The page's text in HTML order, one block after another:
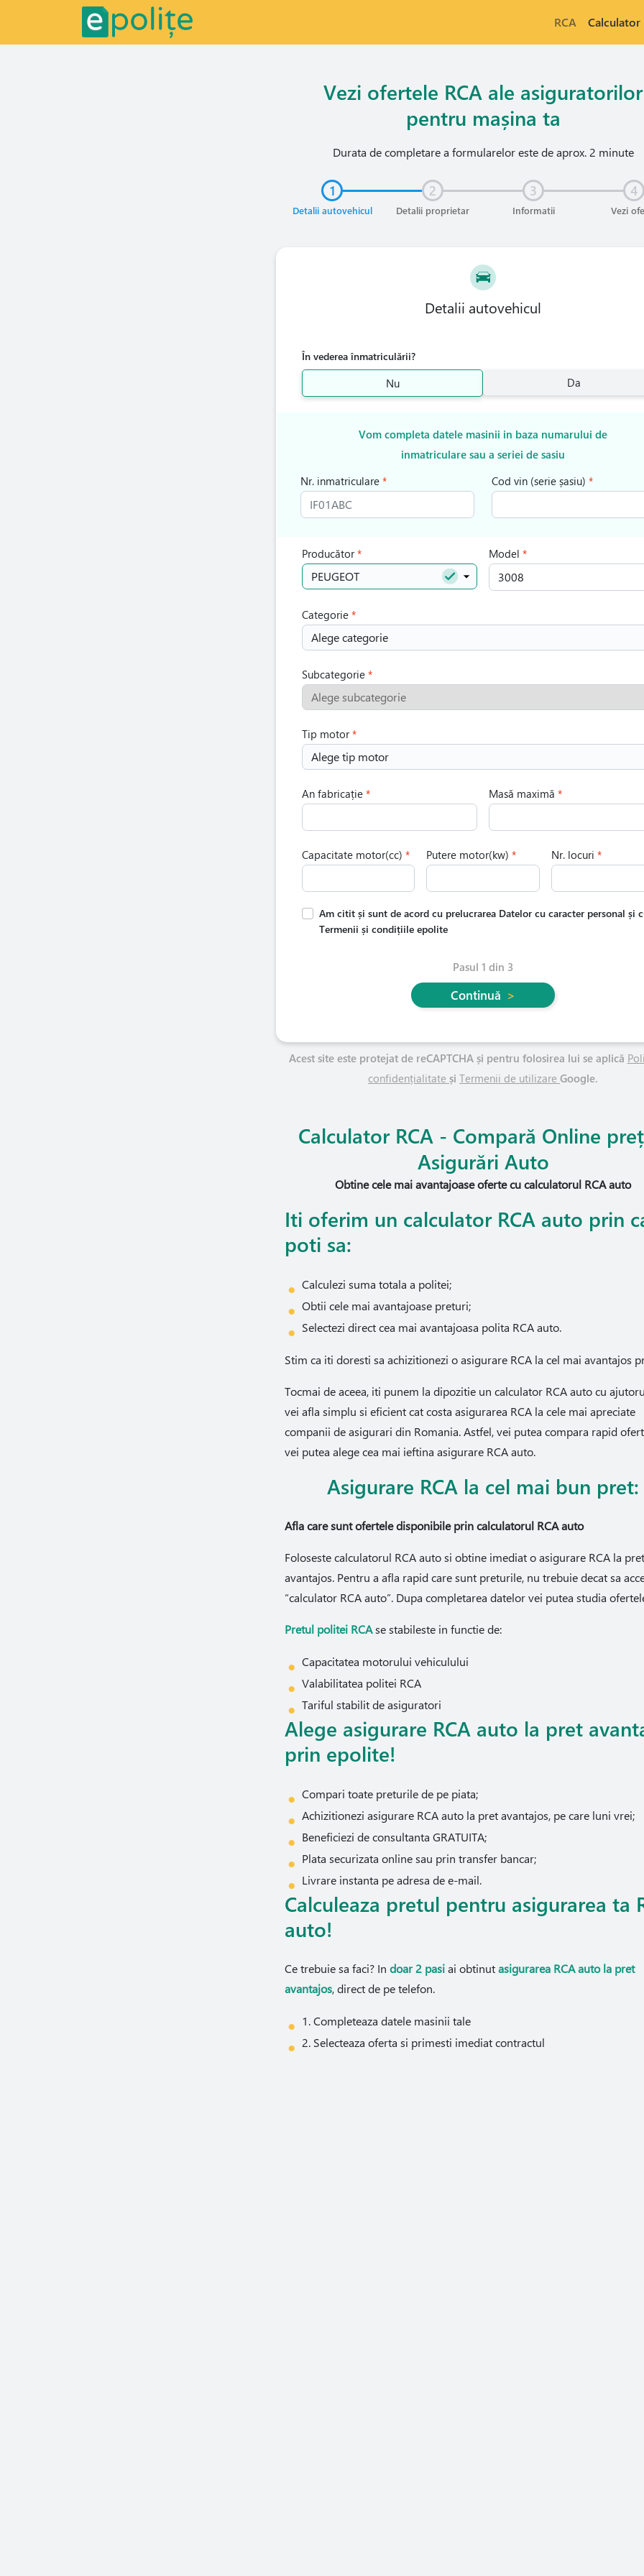
RCA Calculator
Vezi ofertele RCA ale asiguratorilor
pentru mașina ta
Durata de completare a formularelor este de aprox. 2 minute
1
Detalii autovehicul
2
Detalii proprietar
3
Informatii
4
Vezi
Detalii autovehicul
În vederea înmatriculării?
Nu
Da
Vom completa datele masinii in baza numarului de
inmatriculare sau a seriei de sasiu
Nr. inmatriculare
Cod vin (serie șasiu)
Producător
PEUGEOT
Model
Categorie
Alege categorie
Subcategorie
Alege subcategorie
Tip motor
Alege tip motor
An fabricație Masă maximă
Capacitate motor(cc) Putere motor(kw) Nr. locuri
Am citit și sunt de acord cu prelucrarea Datelor cu caracter personal și
Termenii și condițiile epolite
Pasul 1 din 3
Continuă >
Acest site este protejat de reCAPTCHA și pentru folosirea lui se aplică
confidențialitate și Termenii de utilizare Google.
Calculator RCA - Compară Online
Asigurări Auto
Obtine cele mai avantajoase oferte cu calculatorul RCA auto
Iti oferim un calculator RCA auto prin
poti sa:
Calculezi suma totala a politei;
Obtii cele mai avantajoase preturi;
Selectezi direct cea mai avantajoasa polita RCA auto.
Stim ca iti doresti sa achizitionezi o asigurare RCA la cel mai avantajos
Tocmai de aceea, iti punem la dipozitie un calculator RCA auto cu
vei afla simplu si eficient cat costa asigurarea RCA la cele mai apreciate
companii de asigurari din Romania. Astfel, vei putea compara rapid
vei putea alege cea mai ieftina asigurare RCA auto.
Asigurare RCA la cel mai bun pret:
Afla care sunt ofertele disponibile prin calculatorul RCA auto
Foloseste calculatorul RCA auto si obtine imediat o asigurare RCA la pret
avantajos. Pentru a afla rapid care sunt preturile, nu trebuie decat sa
“calculator RCA auto”. Dupa completarea datelor vei putea studia
Pretul politei RCAse stabileste in functie de:
Capacitatea motorului vehiculului
Valabilitatea politei RCA
Tariful stabilit de asiguratori
Alege asigurare RCA auto la pret
prin epolite!
Compari toate preturile de pe piata;
Achizitionezi asigurare RCA auto la pret avantajos, pe care luni vrei;
Beneficiezi de consultanta GRATUITA;
Plata securizata online sau prin transfer bancar;
Livrare instanta pe adresa de e-mail.
Calculeaza pretul pentru asigurarea ta
auto!
Ce trebuie sa faci? In doar 2 pasiai obtinutasigurarea RCA auto la pret
avantajos, direct de pe telefon.
1. Completeaza datele masinii tale
2. Selecteaza oferta si primesti imediat contractul